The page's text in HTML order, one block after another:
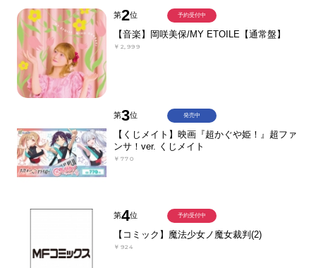
第2位
【音楽】岡咲美保/MY ETOILE【通常盤】
￥2,999
予約受付中
第3位
【くじメイト】映画『超かぐや姫！』超ファ
ンサ！ver. くじメイト
￥770
発売中
第4位
【コミック】魔法少女ノ魔女裁判(2)
￥924
予約受付中